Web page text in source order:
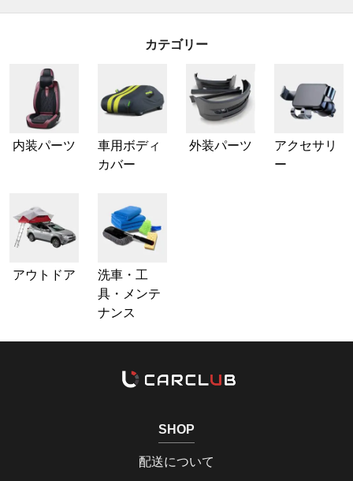
カテゴリー
内装パーツ
車用ボディ
カバー
外装パーツ
アクセサリ
ー
アウトドア
洗車・工
具・メンテ
ナンス
SHOP
配送について